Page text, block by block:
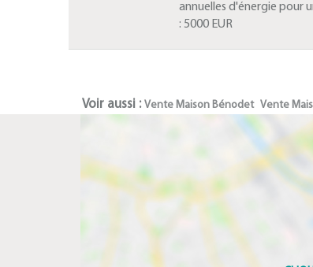
annuelles d'énergie pour
: 5000 EUR
Voir aussi : Vente Maison Bénodet Vente